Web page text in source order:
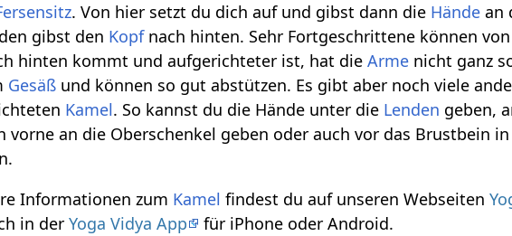
. Von hier setzt du dich auf und gibst dann die Hände an
gibst den Kopfnach hinten. Sehr Fortgeschrittene können
hinten kommt und aufgerichteter ist, hat dieArme nicht ganz
Gesäß und können so gut abstützen. Es gibt aber noch viele
Kamel. So kannst du die Hände unter die Lenden geben,
vorne an die Oberschenkel geben oder auch vor das Brustbein in
Informationen zum Kamel findest du auf unseren Webseiten
in derYoga Vidya App für iPhone oder Android.